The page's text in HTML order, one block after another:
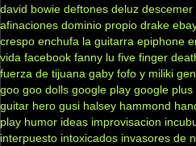
david bowie deftones deluz descemer
afinaciones dominio propio drake
crespo enchufa la guitarra epiphone
vida facebook fanny lu five finger
fuerza de tijuana gaby fofo y miliki
goo goo dolls google play google plus
guitar hero gusi halsey hammond
play humor ideas improvisacion
interpuesto intoxicados invasores de